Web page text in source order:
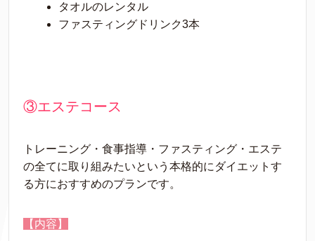
タオルのレンタル
ファスティングドリンク3本
③エステコース
トレーニング・食事指導・ファスティング・エステ
の全てに取り組みたいという本格的にダイエットす
る方におすすめのプランです。
【内容】